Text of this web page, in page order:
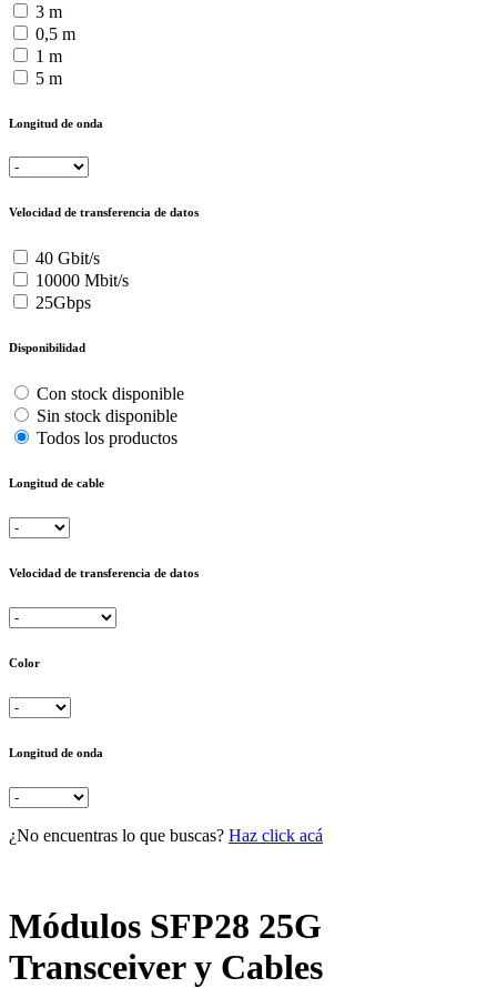
3 m
0,5 m
1 m
5 m
Longitud de onda
Velocidad de transferencia de datos
40 Gbit/s
10000 Mbit/s
25Gbps
Disponibilidad
Con stock disponible
Sin stock disponible
Todos los productos
Longitud de cable
Velocidad de transferencia de datos
Color
Longitud de onda
¿No encuentras lo que buscas? Haz click acá
Módulos SFP28 25G
Transceiver y Cables